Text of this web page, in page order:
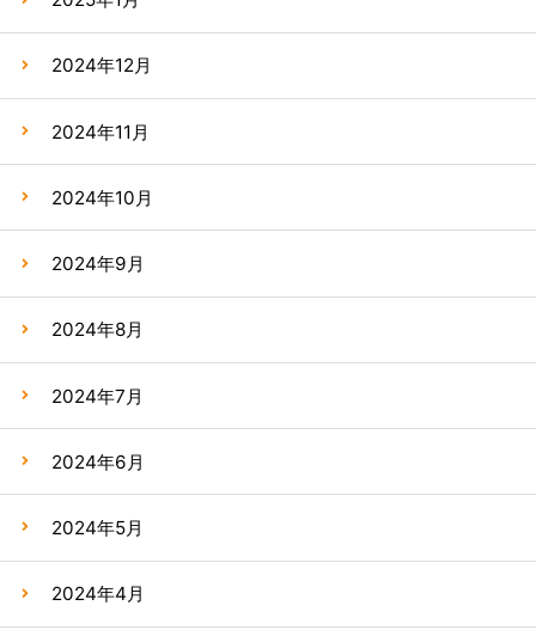
2024年12月
2024年11月
2024年10月
2024年9月
2024年8月
2024年7月
2024年6月
2024年5月
2024年4月